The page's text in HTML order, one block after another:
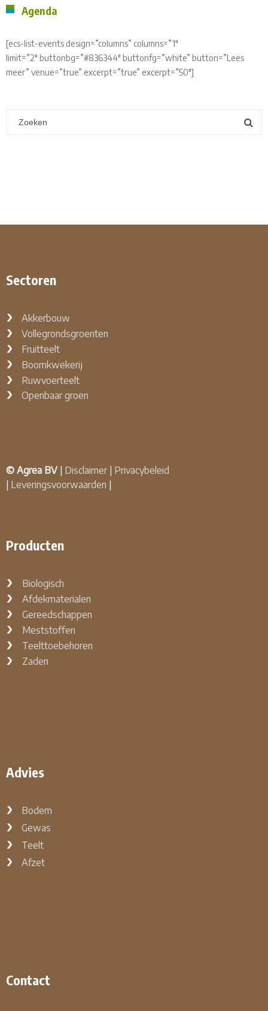
Agenda
[ecs-list-events design=”columns” columns=”1″
limit=”2″ buttonbg=”#836344″ buttonfg=”white” button=”Lees
meer” venue=”true” excerpt=”true” excerpt=”50″]
Sectoren
Akkerbouw
Vollegrondsgroenten
Fruitteelt
Boomkwekerij
Ruwvoerteelt
Openbaar groen
© Agrea BV | Disclaimer| Privacybeleid
| Leveringsvoorwaarden |
Producten
Biologisch
Afdekmaterialen
Gereedschappen
Meststoffen
Teelttoebehoren
Zaden
Advies
Bodem
Gewas
Teelt
Afzet
Contact